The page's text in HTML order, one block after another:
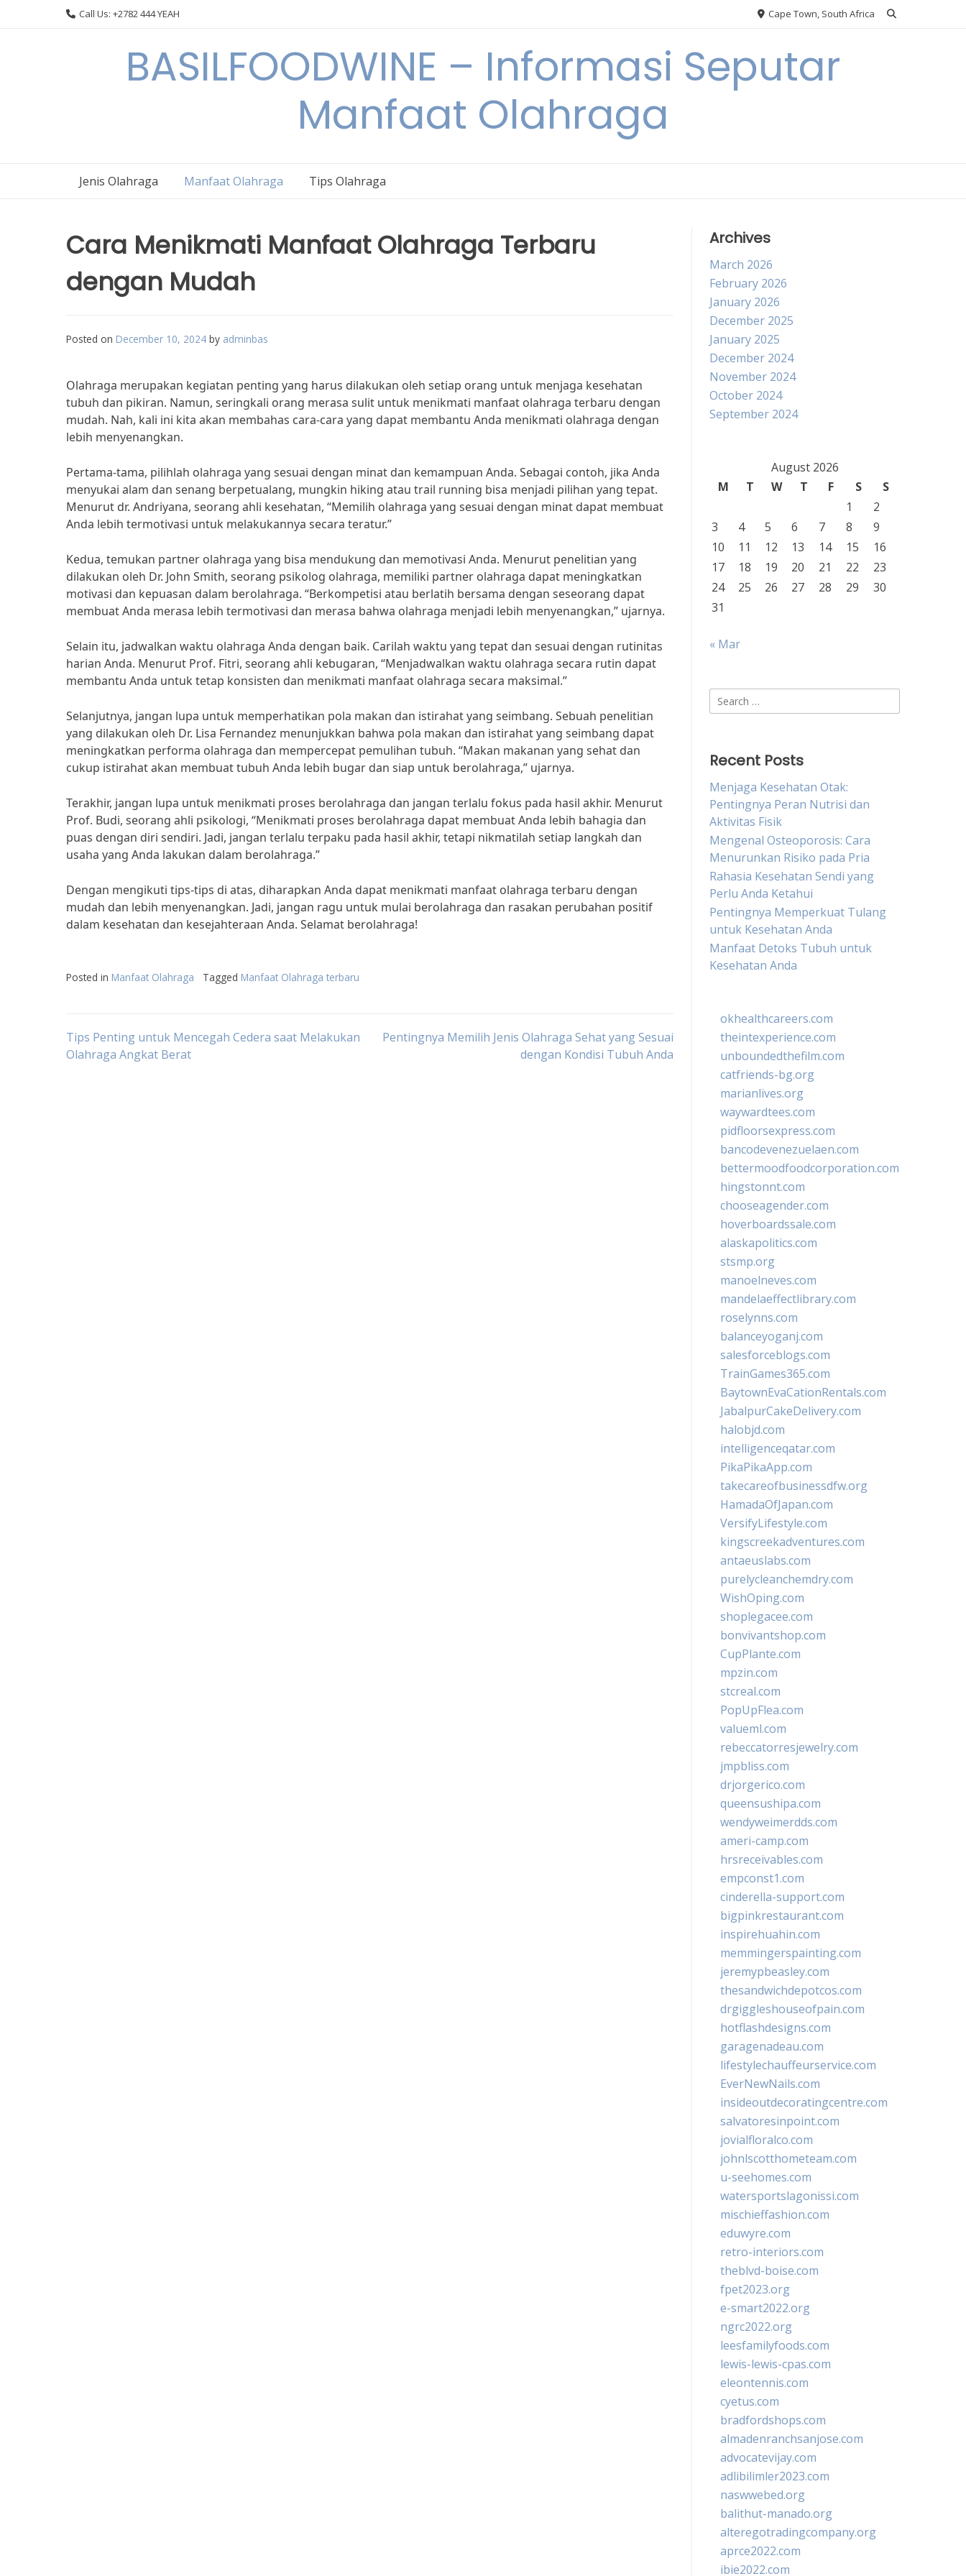
Call Us: +2782 444 YEAH Cape Town, South Africa
BASILFOODWINE – Informasi Seputar
Manfaat Olahraga
Jenis Olahraga Manfaat Olahraga Tips Olahraga
Cara Menikmati Manfaat Olahraga Terbaru
dengan Mudah
Posted on December 10, 2024 by adminbas
Olahraga merupakan kegiatan penting yang harus dilakukan oleh setiap orang untuk menjaga kesehatan
tubuh dan pikiran. Namun, seringkali orang merasa sulit untuk menikmati manfaat olahraga terbaru dengan
mudah. Nah, kali ini kita akan membahas cara-cara yang dapat membantu Anda menikmati olahraga dengan
lebih menyenangkan.
Pertama-tama, pilihlah olahraga yang sesuai dengan minat dan kemampuan Anda. Sebagai contoh, jika Anda
menyukai alam dan senang berpetualang, mungkin hiking atau trail running bisa menjadi pilihan yang tepat.
Menurut dr. Andriyana, seorang ahli kesehatan, “Memilih olahraga yang sesuai dengan minat dapat membuat
Anda lebih termotivasi untuk melakukannya secara teratur.”
Kedua, temukan partner olahraga yang bisa mendukung dan memotivasi Anda. Menurut penelitian yang
dilakukan oleh Dr. John Smith, seorang psikolog olahraga, memiliki partner olahraga dapat meningkatkan
motivasi dan kepuasan dalam berolahraga. “Berkompetisi atau berlatih bersama dengan seseorang dapat
membuat Anda merasa lebih termotivasi dan merasa bahwa olahraga menjadi lebih menyenangkan,” ujarnya.
Selain itu, jadwalkan waktu olahraga Anda dengan baik. Carilah waktu yang tepat dan sesuai dengan rutinitas
harian Anda. Menurut Prof. Fitri, seorang ahli kebugaran, “Menjadwalkan waktu olahraga secara rutin dapat
membantu Anda untuk tetap konsisten dan menikmati manfaat olahraga secara maksimal.”
Selanjutnya, jangan lupa untuk memperhatikan pola makan dan istirahat yang seimbang. Sebuah penelitian
yang dilakukan oleh Dr. Lisa Fernandez menunjukkan bahwa pola makan dan istirahat yang seimbang dapat
meningkatkan performa olahraga dan mempercepat pemulihan tubuh. “Makan makanan yang sehat dan
cukup istirahat akan membuat tubuh Anda lebih bugar dan siap untuk berolahraga,” ujarnya.
Terakhir, jangan lupa untuk menikmati proses berolahraga dan jangan terlalu fokus pada hasil akhir. Menurut
Prof. Budi, seorang ahli psikologi, “Menikmati proses berolahraga dapat membuat Anda lebih bahagia dan
puas dengan diri sendiri. Jadi, jangan terlalu terpaku pada hasil akhir, tetapi nikmatilah setiap langkah dan
usaha yang Anda lakukan dalam berolahraga.”
Dengan mengikuti tips-tips di atas, diharapkan Anda dapat menikmati manfaat olahraga terbaru dengan
mudah dan lebih menyenangkan. Jadi, jangan ragu untuk mulai berolahraga dan rasakan perubahan positif
dalam kesehatan dan kesejahteraan Anda. Selamat berolahraga!
Posted in Manfaat Olahraga Tagged Manfaat Olahraga terbaru
Post
Tips Penting untuk Mencegah Cedera saat Melakukan
Olahraga Angkat Berat
Pentingnya Memilih Jenis Olahraga Sehat yang Sesuai
dengan Kondisi Tubuh Anda
Archives
March 2026
February 2026
January 2026
December 2025
January 2025
December 2024
November 2024
October 2024
September 2024
August 2026
M
T W T F S
S
1
2
3
4 5 6 7 8
9
10
11 12 13 14 15
16
17
18 19 20 21 22
23
24
25 26 27 28 29
30
31
« Mar
Search
for:
Recent Posts
Menjaga Kesehatan Otak:
Pentingnya Peran Nutrisi dan
Aktivitas Fisik
Mengenal Osteoporosis: Cara
Menurunkan Risiko pada Pria
Rahasia Kesehatan Sendi yang
Perlu Anda Ketahui
Pentingnya Memperkuat Tulang
untuk Kesehatan Anda
Manfaat Detoks Tubuh untuk
Kesehatan Anda
okhealthcareers.com
theintexperience.com
unboundedthefilm.com
catfriends-bg.org
marianlives.org
waywardtees.com
pidfloorsexpress.com
bancodevenezuelaen.com
bettermoodfoodcorporation.com
hingstonnt.com
chooseagender.com
hoverboardssale.com
alaskapolitics.com
stsmp.org
manoelneves.com
mandelaeffectlibrary.com
roselynns.com
balanceyoganj.com
salesforceblogs.com
TrainGames365.com
BaytownEvaCationRentals.com
JabalpurCakeDelivery.com
halobjd.com
intelligenceqatar.com
PikaPikaApp.com
takecareofbusinessdfw.org
HamadaOfJapan.com
VersifyLifestyle.com
kingscreekadventures.com
antaeuslabs.com
purelycleanchemdry.com
WishOping.com
shoplegacee.com
bonvivantshop.com
CupPlante.com
mpzin.com
stcreal.com
PopUpFlea.com
valueml.com
rebeccatorresjewelry.com
jmpbliss.com
drjorgerico.com
queensushipa.com
wendyweimerdds.com
ameri-camp.com
hrsreceivables.com
empconst1.com
cinderella-support.com
bigpinkrestaurant.com
inspirehuahin.com
memmingerspainting.com
jeremypbeasley.com
thesandwichdepotcos.com
drgiggleshouseofpain.com
hotflashdesigns.com
garagenadeau.com
lifestylechauffeurservice.com
EverNewNails.com
insideoutdecoratingcentre.com
salvatoresinpoint.com
jovialfloralco.com
johnlscotthometeam.com
u-seehomes.com
watersportslagonissi.com
mischieffashion.com
eduwyre.com
retro-interiors.com
theblvd-boise.com
fpet2023.org
e-smart2022.org
ngrc2022.org
leesfamilyfoods.com
lewis-lewis-cpas.com
eleontennis.com
cyetus.com
bradfordshops.com
almadenranchsanjose.com
advocatevijay.com
adlibilimler2023.com
naswwebed.org
balithut-manado.org
alteregotradingcompany.org
aprce2022.com
ibie2022.com